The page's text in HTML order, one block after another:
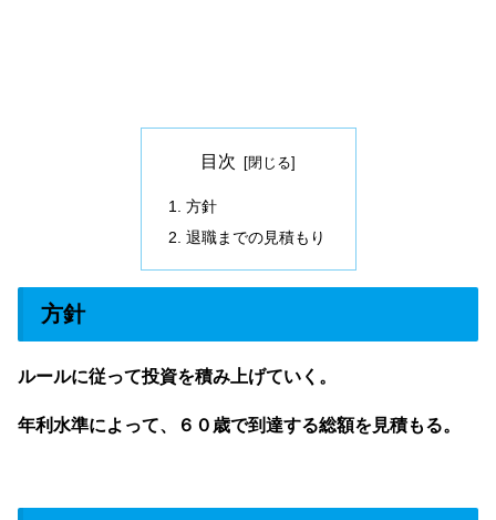
目次
方針
退職までの見積もり
方針
ルールに従って投資を積み上げていく。
年利水準によって、６０歳で到達する総額を見積もる。